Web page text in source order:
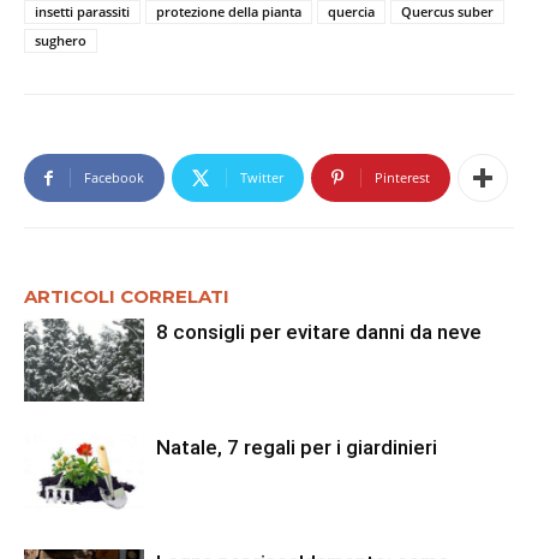
insetti parassiti
protezione della pianta quercia
Quercus suber
sughero
Facebook Twitter Pinterest
ARTICOLI CORRELATI
8 consigli per evitare danni da neve
Natale, 7 regali per i giardinieri